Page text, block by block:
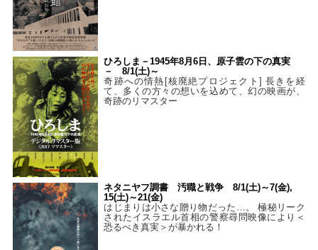
ひろしま－1945年8月6日、原子雲の下の真実
－ 8/1(土)～
奇跡への情熱[核廃絶プロジェクト] 長きを経
て、多くの方々の想いを込めて、幻の映画が、
奇跡のリマスター
ネタニヤフ調書 汚職と戦争 8/1(土)～7(金),
15(土)～21(金)
はじまりは小さな贈り物だった…。 極秘リーク
されたイスラエル首相の警察尋問映像により＜
恐るべき真実＞が暴かれる！